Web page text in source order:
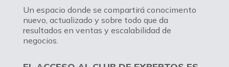
Un espacio donde se compartirá conocimento
nuevo, actualizado y sobre todo que da
resultados en ventas y escalabilidad de
negocios.